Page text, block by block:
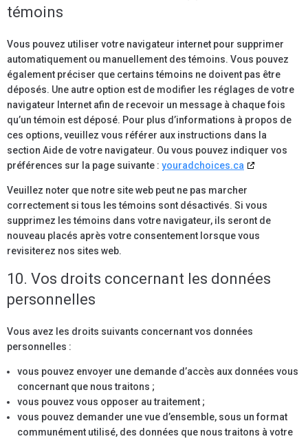
témoins
Vous pouvez utiliser votre navigateur internet pour supprimer
automatiquement ou manuellement des témoins. Vous pouvez
également préciser que certains témoins ne doivent pas être
déposés. Une autre option est de modifier les réglages de votre
navigateur Internet afin de recevoir un message à chaque fois
qu’un témoin est déposé. Pour plus d’informations à propos de
ces options, veuillez vous référer aux instructions dans la
section Aide de votre navigateur. Ou vous pouvez indiquer vos
préférences sur la page suivante : youradchoices.ca
Veuillez noter que notre site web peut ne pas marcher
correctement si tous les témoins sont désactivés. Si vous
supprimez les témoins dans votre navigateur, ils seront de
nouveau placés après votre consentement lorsque vous
revisiterez nos sites web.
10. Vos droits concernant les données
personnelles
Vous avez les droits suivants concernant vos données
personnelles :
vous pouvez envoyer une demande d’accès aux données vous
concernant que nous traitons ;
vous pouvez vous opposer au traitement ;
vous pouvez demander une vue d’ensemble, sous un format
communément utilisé, des données que nous traitons à votre